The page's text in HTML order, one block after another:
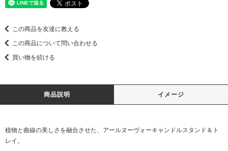
この商品を友達に教える
この商品について問い合わせる
買い物を続ける
商品説明 イメージ
植物と曲線の美しさを融合させた、アールヌーヴォーキャンドルスタンド＆ト
レイ。